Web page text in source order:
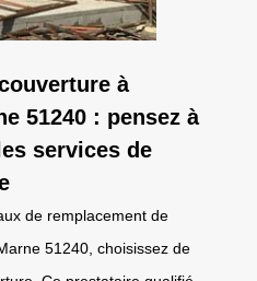
à
51240 : pensez à
services de
de remplacement de
51240, choisissez de